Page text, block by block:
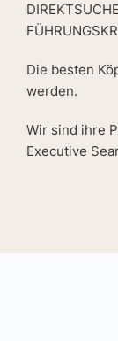
Die besten
werden.
Wir sind ihre
Executive